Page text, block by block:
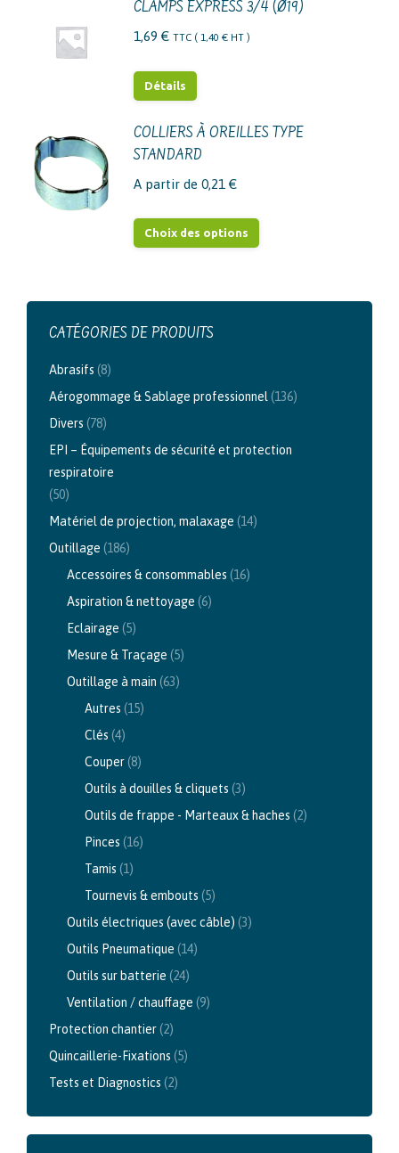
CLAMPS EXPRESS 3/4 (Ø19)
1,69 € TTC ( 1,40 € HT )
Détails
COLLIERS À OREILLES TYPE
STANDARD
A partir de 0,21 €
Choix des options
plusieurs
peuvent
choisies
CATÉGORIES DE PRODUITS
Abrasifs (8)
Aérogommage & Sablage professionnel (136)
Divers (78)
EPI – Équipements de sécurité et protection
respiratoire
(50)
Matériel de projection, malaxage (14)
Outillage (186)
Accessoires & consommables (16)
Aspiration & nettoyage (6)
Eclairage (5)
Mesure & Traçage (5)
Outillage à main (63)
Autres (15)
Clés (4)
Couper(8)
Outils à douilles & cliquets (3)
Outils de frappe - Marteaux & haches (2)
Pinces (16)
Tamis (1)
Tournevis & embouts (5)
Outils électriques (avec câble) (3)
Outils Pneumatique (14)
Outils sur batterie (24)
Ventilation / chauffage (9)
Protection chantier(2)
Quincaillerie-Fixations (5)
Tests et Diagnostics (2)